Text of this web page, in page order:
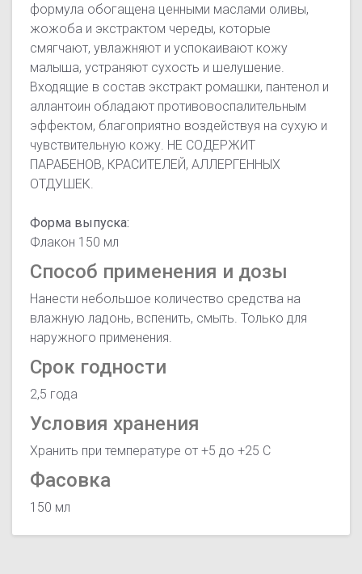
формула обогащена ценными маслами оливы,
жожоба и экстрактом череды, которые
смягчают, увлажняют и успокаивают кожу
малыша, устраняют сухость и шелушение.
Входящие в состав экстракт ромашки, пантенол и
аллантоин обладают противовоспалительным
эффектом, благоприятно воздействуя на сухую и
чувствительную кожу. НЕ СОДЕРЖИТ
ПАРАБЕНОВ, КРАСИТЕЛЕЙ, АЛЛЕРГЕННЫХ
ОТДУШЕК.
Форма выпуска:
Флакон 150 мл
Способ применения и дозы
Нанести небольшое количество средства на
влажную ладонь, вспенить, смыть. Только для
наружного применения.
Срок годности
2,5 года
Условия хранения
Хранить при температуре от +5 до +25 С
Фасовка
150 мл